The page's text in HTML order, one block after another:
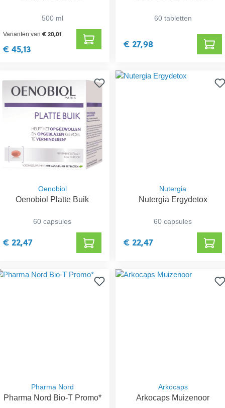
500 ml
Varianten van€ 20,01
€ 45,13
60 tabletten
€ 27,98
Oenobiol
Oenobiol Platte Buik
60 capsules
€ 22,47
Nutergia
Nutergia Ergydetox
60 capsules
€ 22,47
Pharma Nord
Pharma Nord Bio-T Promo*
Arkocaps
Arkocaps Muizenoor